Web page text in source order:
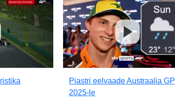
Piastri eelvaade Austraalia GP
2025-le